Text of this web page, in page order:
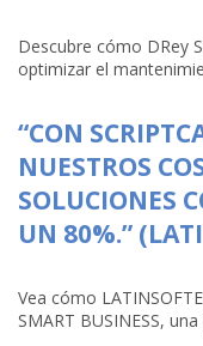
Descubre cómo DRey
optimizar el
“CON
NUESTROS
SOLUCIONES
UN 80%.”
Vea cómo
SMART BUSINESS,